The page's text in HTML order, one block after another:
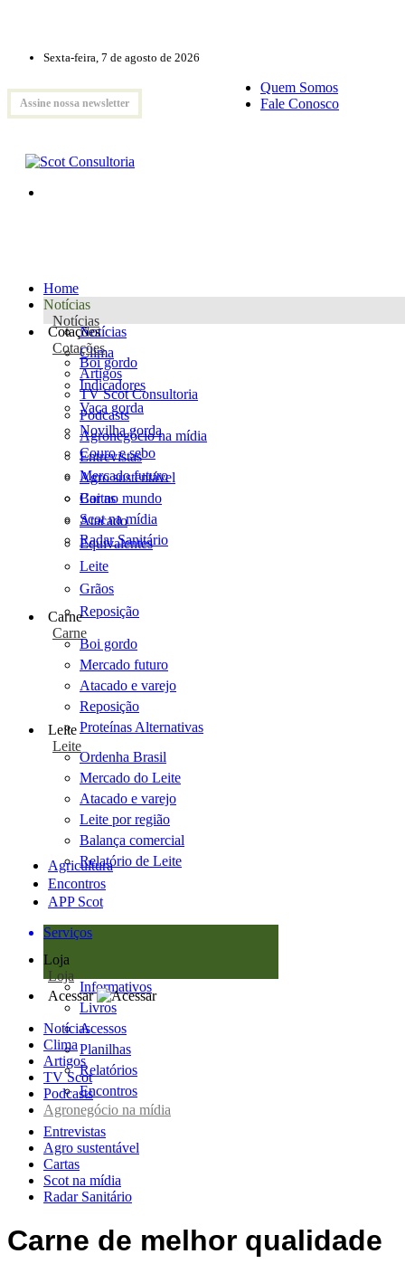
Sexta-feira, 7 de agosto de 2026
Assine nossa newsletter
Quem Somos
Fale Conosco
Home
Notícias
Notícias
Notícias
Clima
Artigos
TV Scot Consultoria
Podcasts
Agronegócio na mídia
Entrevistas
Agro sustentável
Cartas
Scot na mídia
Radar Sanitário
Cotações
Cotações
Boi gordo
Indicadores
Vaca gorda
Novilha gorda
Couro e sebo
Mercado futuro
Boi no mundo
Atacado
Equivalentes
Leite
Grãos
Reposição
Carne
Carne
Boi gordo
Mercado futuro
Atacado e varejo
Reposição
Proteínas Alternativas
Leite
Leite
Ordenha Brasil
Mercado do Leite
Atacado e varejo
Leite por região
Balança comercial
Relatório de Leite
Agricultura
Encontros
APP Scot
Serviços
Loja
Loja
Informativos
Livros
Acessos
Planilhas
Relatórios
Encontros
Acessar
Notícias
Clima
Artigos
TV Scot
Podcasts
Agronegócio na mídia
Entrevistas
Agro sustentável
Cartas
Scot na mídia
Radar Sanitário
Carne de melhor qualidade